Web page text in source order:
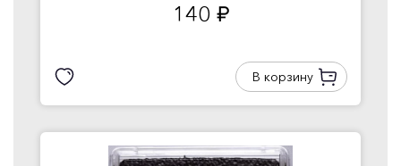
140 руб.
В корзину